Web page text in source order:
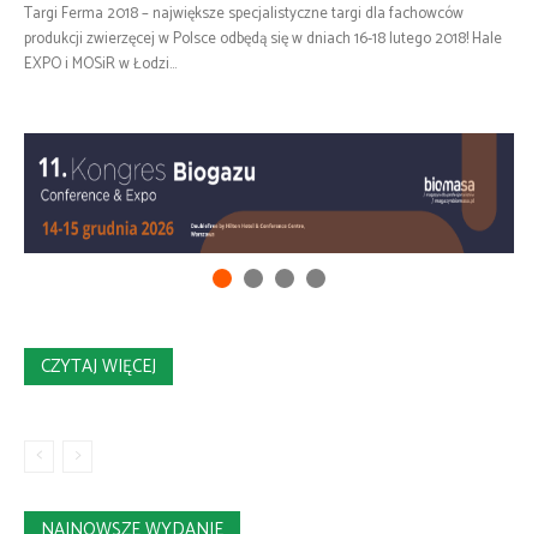
Targi Ferma 2018 – największe specjalistyczne targi dla fachowców
produkcji zwierzęcej w Polsce odbędą się w dniach 16-18 lutego 2018! Hale
EXPO i MOSiR w Łodzi...
CZYTAJ WIĘCEJ